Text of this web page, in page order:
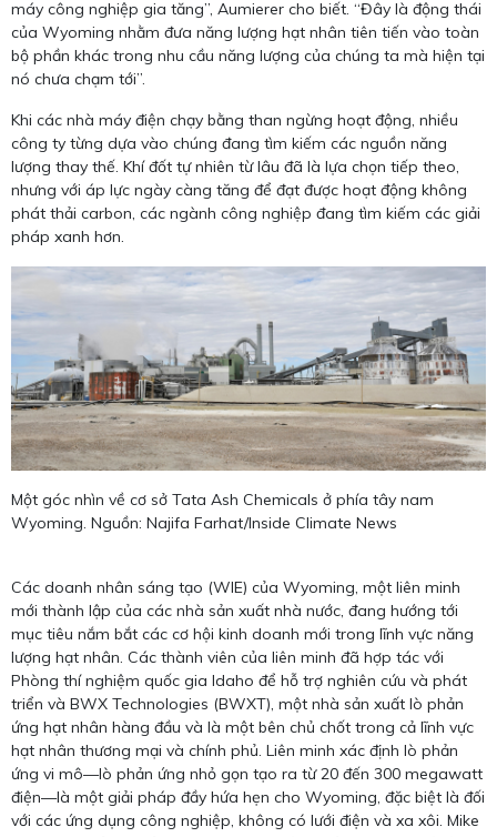
máy công nghiệp gia tăng”, Aumierer cho biết. “Đây là động thái
của Wyoming nhằm đưa năng lượng hạt nhân tiên tiến vào toàn
bộ phần khác trong nhu cầu năng lượng của chúng ta mà hiện tại
nó chưa chạm tới”.
Khi các nhà máy điện chạy bằng than ngừng hoạt động, nhiều
công ty từng dựa vào chúng đang tìm kiếm các nguồn năng
lượng thay thế. Khí đốt tự nhiên từ lâu đã là lựa chọn tiếp theo,
nhưng với áp lực ngày càng tăng để đạt được hoạt động không
phát thải carbon, các ngành công nghiệp đang tìm kiếm các giải
pháp xanh hơn.
Một góc nhìn về cơ sở Tata Ash Chemicals ở phía tây nam
Wyoming. Nguồn: Najifa Farhat/Inside Climate News
Các doanh nhân sáng tạo (WIE) của Wyoming, một liên minh
mới thành lập của các nhà sản xuất nhà nước, đang hướng tới
mục tiêu nắm bắt các cơ hội kinh doanh mới trong lĩnh vực năng
lượng hạt nhân. Các thành viên của liên minh đã hợp tác với
Phòng thí nghiệm quốc gia Idaho để hỗ trợ nghiên cứu và phát
triển và BWX Technologies (BWXT), một nhà sản xuất lò phản
ứng hạt nhân hàng đầu và là một bên chủ chốt trong cả lĩnh vực
hạt nhân thương mại và chính phủ. Liên minh xác định lò phản
ứng vi mô—lò phản ứng nhỏ gọn tạo ra từ 20 đến 300 megawatt
điện—là một giải pháp đầy hứa hẹn cho Wyoming, đặc biệt là đối
với các ứng dụng công nghiệp, không có lưới điện và xa xôi. Mike